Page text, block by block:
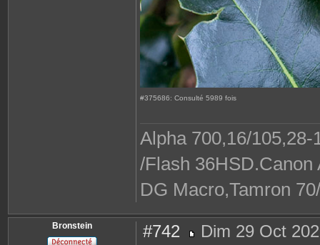
#375686: Consulté 5989 fois
Alpha 700,16/
/Flash 36HSD.Canon
DG Macro,Tamron
Bronstein #742 Dim 29 Oct